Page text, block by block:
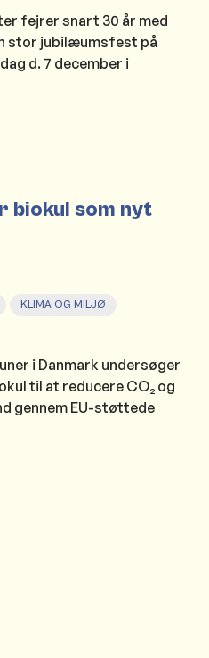
fejrer snart 30 år med
stor jubilæumsfest på
d. 7 december i
biokul som nyt
KLIMA OG MILJØ
i Danmark undersøger
til at reducere CO₂ og
gennem EU-støttede